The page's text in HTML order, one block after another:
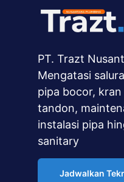
PT. Trazt
Mengatasi
pipa bocor,
tandon,
instalasi pipa
sanitary
Jadwalkan